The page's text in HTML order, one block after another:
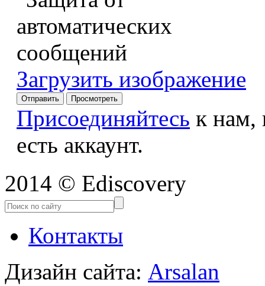
Загрузить изображение
Присоединяйтесь к
есть аккаунт.
2014 © Ediscovery
Контакты
Дизайн сайта: Arsalan